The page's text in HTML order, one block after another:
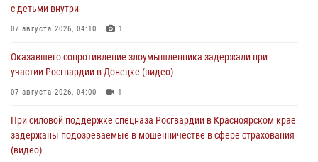
с детьми внутри
07 августа 2026, 04:10 1
Оказавшего сопротивление злоумышленника задержали при
участии Росгвардии в Донецке (видео)
07 августа 2026, 04:00 1
При силовой поддержке спецназа Росгвардии в Красноярском крае
задержаны подозреваемые в мошенничестве в сфере страхования
(видео)